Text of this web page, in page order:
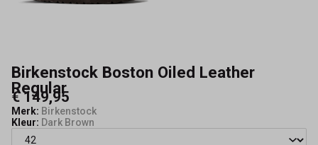
Birkenstock Boston Oiled Leather
Regular
€ 149,95
Merk: Birkenstock
Kleur: Dark Brown